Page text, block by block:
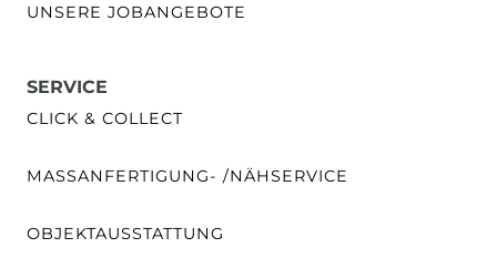
UNSERE JOBANGEBOTE
SERVICE
CLICK & COLLECT
MASSANFERTIGUNG- /NÄHSERVICE
OBJEKTAUSSTATTUNG